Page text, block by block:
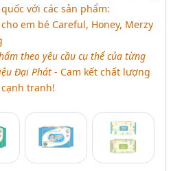
với các sản phẩm:
em bé Careful, Honey, Merzy
theo yêu cầu cụ thể của từng
Đại Phát - Cam kết chất lượng
tranh!